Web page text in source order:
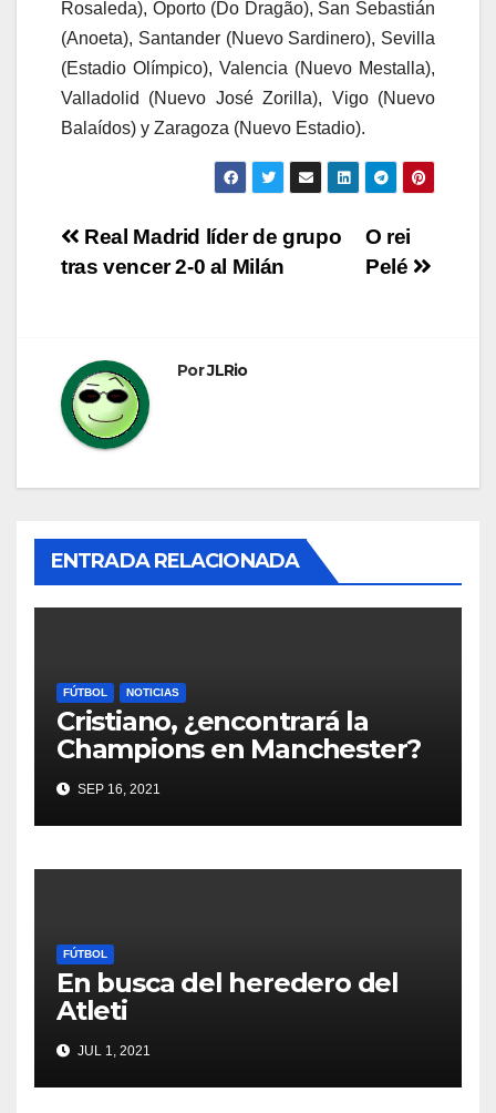
Rosaleda), Oporto (Do Dragão), San Sebastián
(Anoeta), Santander (Nuevo Sardinero), Sevilla
(Estadio Olímpico), Valencia (Nuevo Mestalla),
Valladolid (Nuevo José Zorilla), Vigo (Nuevo
Balaídos) y Zaragoza (Nuevo Estadio).
Navegación
O rei
Pelé
Real Madrid líder de grupo
tras vencer 2-0 al Milán
PorJLRio
ENTRADA RELACIONADA
FÚTBOL NOTICIAS
Cristiano, ¿encontrará la
Champions en Manchester?
SEP 16, 2021
FÚTBOL
En busca del heredero del
Atleti
JUL 1, 2021